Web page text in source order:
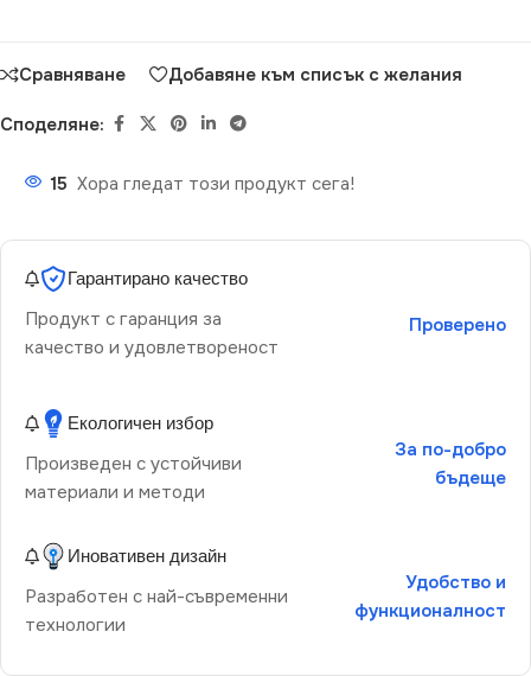
Сравняване Добавяне към списък с желания
Споделяне:
15 Хора гледат този продукт сега!
Гарантирано качество
Продукт с гаранция за
качество и удовлетвореност
Проверено
Екологичен избор
Произведен с устойчиви
материали и методи
За по-добро
бъдеще
Иновативен дизайн
Разработен с най-съвременни
технологии
Удобство и
функционалност